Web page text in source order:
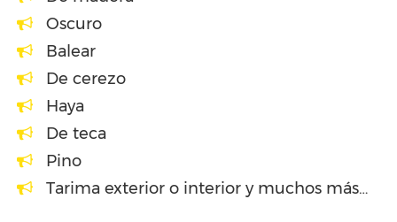
Oscuro
Balear
De cerezo
Haya
De teca
Pino
Tarima exterior o interior y muchos más…